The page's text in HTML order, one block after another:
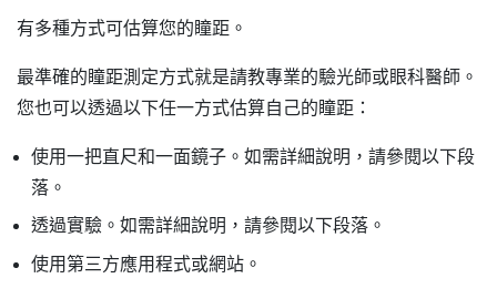
有多種方式可估算您的瞳距。
最準確的瞳距測定方式就是請教專業的驗光師或眼科醫師。
您也可以透過以下任一方式估算自己的瞳距：
使用一把直尺和一面鏡子。如需詳細說明，請參閱以下段
落。
透過實驗。如需詳細說明，請參閱以下段落。
使用第三方應用程式或網站。